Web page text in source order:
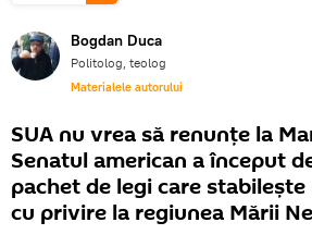
Bogdan Duca
Politolog, teolog
Materialele autorului
SUA nu vrea să renunțe la
Senatul american a început
pachet de legi care
cu privire la regiunea Mării